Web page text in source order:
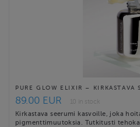
PURE GLOW ELIXIR – KIRKASTAVA
89.00 EUR
10 in stock
Kirkastava seerumi kasvoille, joka
pigmenttimuutoksia. Tutkitusti